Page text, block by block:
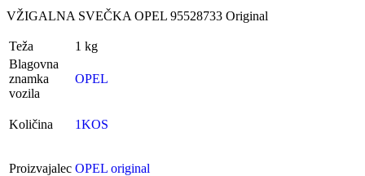
VŽIGALNA SVEČKA OPEL 95528733 Original
Teža
1 kg
Blagovna
znamka
vozila
OPEL
Količina 1KOS
Proizvajalec OPEL original